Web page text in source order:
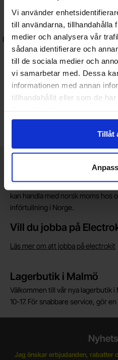
Vi använder
till användarna, tillhandahålla
medier och analysera vår
sådana identifierare och
till de sociala medier och
vi samarbetar med. Dessa
informationen med annan
tillhandahållit eller som de
Tillåt
IR fjärrkontroll-testare - byggsats
Whadda - WSHA137
69 SEK
Inklusive 25% moms
Kort allmän
Vi är registrerade för VOEC,
kan handla med norsk moms hos
införtullning i Norge.
Vill du jobba på
Läs mer om att jobba på electrokit
Lagerbutik i Malmö
Välkommen till vår nya lagerbutik
10-17. För snabbare service, gör
Jag önskar erbjudanden, rabatter